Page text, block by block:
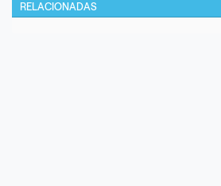
RELACIONADAS